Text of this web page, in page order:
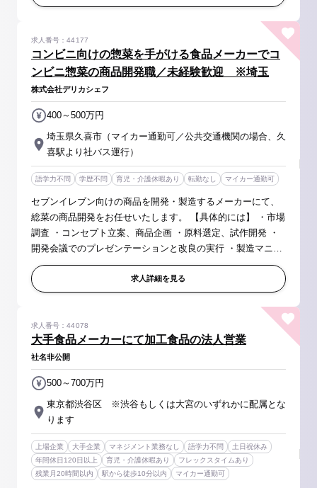
コンビニ向けの惣菜を手がける食品メーカーでコ
ンビニ惣菜の商品開発職／未経験歓迎 ※埼玉
求人番号：44177
株式会社デリカシェフ
埼玉県久喜市（マイカー通勤可／公共交通機関の場合、久
喜駅より社バス運行）
400～500万円
語学力不問 学歴不問 育児・介護休暇あり 転勤なし マイカー通勤可
セブンイレブン向けの商品を開発・製造するメーカーにて、
総菜の商品開発をお任せいたします。 【具体的には】 ・市場
調査 ・コンセプト立案、商品企画 ・原料選定、試作開発 ・
開発会議でのプレゼンテーションと改良の実行 ・製造マニュ
アル作成 ・工場ラインへの落とし込み ※開発スパンは新商品
開発は5か月...
求人詳細を見る
大手食品メーカーにて加工食品の法人営業
求人番号：44078
社名非公開
東京都渋谷区 ※渋谷もしくは大宮のいずれかに配属とな
ります
500～700万円
上場企業 大手企業 マネジメント業務なし 語学力不問
土日祝休み
年間休日120日以上
育児・介護休暇あり
フレックスタイムあり
残業月20時間以内
駅から徒歩10分以内 マイカー通勤可